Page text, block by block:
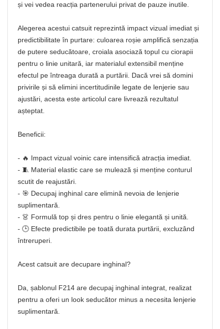
și vei vedea reacția partenerului privat de pauze inutile.
Alegerea acestui catsuit reprezintă impact vizual imediat și
predictibilitate în purtare: culoarea roșie amplifică senzația
de putere seducătoare, croiala asociază topul cu ciorapii
pentru o linie unitară, iar materialul extensibil menține
efectul pe întreaga durată a purtării. Dacă vrei să domini
privirile și să elimini incertitudinile legate de lenjerie sau
ajustări, acesta este articolul care livrează rezultatul
așteptat.
Beneficii:
- 🔥 Impact vizual voinic care intensifică atracția imediat.
- 🧵 Material elastic care se mulează și menține conturul
scutit de reajustări.
- 🎯 Decupaj inghinal care elimină nevoia de lenjerie
suplimentară.
- 👗 Formulă top și dres pentru o linie elegantă și unită.
- 🕒 Efecte predictibile pe toată durata purtării, excluzând
întreruperi.
Acest catsuit are decupare inghinal?
Da, șablonul F214 are decupaj inghinal integrat, realizat
pentru a oferi un look seducător minus a necesita lenjerie
suplimentară.